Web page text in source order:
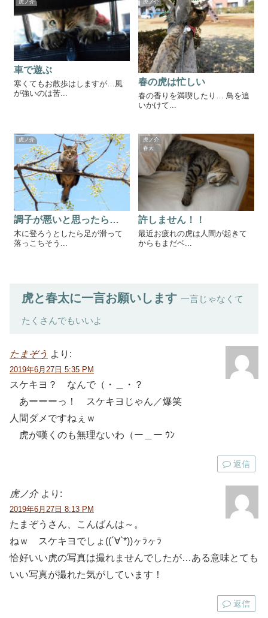
虎ノ介
車で遊ぶ
寒くてもお散歩はしますが…風
が強いのは苦...
虎ノ介
春の虎は忙しい
春の香りを満喫したり… 鳥を追
いかけて...
虎ノ介
調子が悪いと思ったら…
木に登ろうとしたら足が滑って
落っこちそう...
虎ノ介
春太
許しません！！
最近お疲れの虎は人間が起きて
からもまだベ...
虎と春太に一言お願いします 一言じゃなくて
たくさんでもいいよ
たまぞう より:
2019年6月27日 5:35 PM
スケキヨ？ なんで（・＿・？
あーーーっ！ スケキヨじゃん／爆笑
人間ダメですねぇｗ
虎が嘆くのも無理ないわ（ー＿ー ｳﾝ
返信
虎ノ介 より:
2019年6月27日 8:13 PM
たまぞうさん、こんばんは～。
ねｗ スケキヨでしょ((´∀`*))ヶﾗヶﾗ
恰好いい虎の写真は撮れませんでしたが…ある意味とても
いい写真が撮れた気がしています！
返信